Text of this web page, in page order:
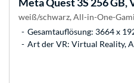
weiß/schwarz, All-in-One-
Gesamtauflösung: 3664 x
Art der VR: Virtual Reality,